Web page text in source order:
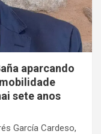
aparcando
sete anos
García Cardeso,